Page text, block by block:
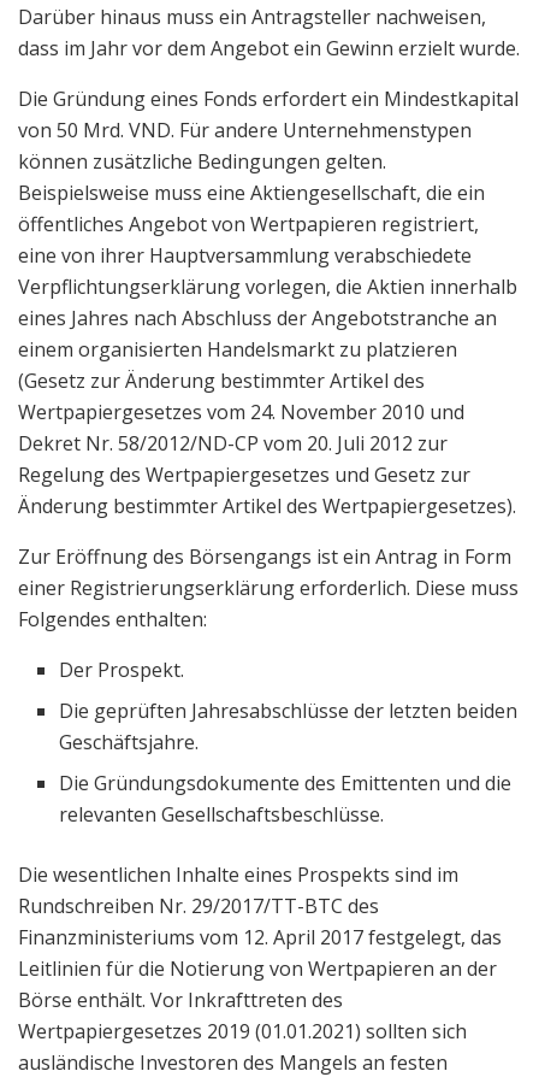
Darüber hinaus muss ein Antragsteller nachweisen,
dass im Jahr vor dem Angebot ein Gewinn erzielt wurde.
Die Gründung eines Fonds erfordert ein Mindestkapital
von 50 Mrd. VND. Für andere Unternehmenstypen
können zusätzliche Bedingungen gelten.
Beispielsweise muss eine Aktiengesellschaft, die ein
öffentliches Angebot von Wertpapieren registriert,
eine von ihrer Hauptversammlung verabschiedete
Verpflichtungserklärung vorlegen, die Aktien innerhalb
eines Jahres nach Abschluss der Angebotstranche an
einem organisierten Handelsmarkt zu platzieren
(Gesetz zur Änderung bestimmter Artikel des
Wertpapiergesetzes vom 24. November 2010 und
Dekret Nr. 58/2012/ND-CP vom 20. Juli 2012 zur
Regelung des Wertpapiergesetzes und Gesetz zur
Änderung bestimmter Artikel des Wertpapiergesetzes).
Zur Eröffnung des Börsengangs ist ein Antrag in Form
einer Registrierungserklärung erforderlich. Diese muss
Folgendes enthalten:
Der Prospekt.
Die geprüften Jahresabschlüsse der letzten beiden
Geschäftsjahre.
Die Gründungsdokumente des Emittenten und die
relevanten Gesellschaftsbeschlüsse.
Die wesentlichen Inhalte eines Prospekts sind im
Rundschreiben Nr. 29/2017/TT-BTC des
Finanzministeriums vom 12. April 2017 festgelegt, das
Leitlinien für die Notierung von Wertpapieren an der
Börse enthält. Vor Inkrafttreten des
Wertpapiergesetzes 2019 (01.01.2021) sollten sich
ausländische Investoren des Mangels an festen